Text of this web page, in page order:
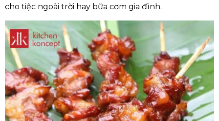
cho tiệc ngoài trời hay bữa cơm gia đình.